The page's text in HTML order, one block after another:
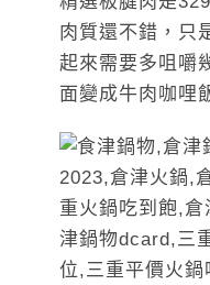
肉質還不錯，只
起來需要多咀嚼
面變成牛肉咖哩